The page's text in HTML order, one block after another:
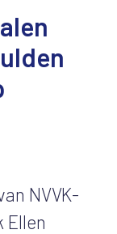
NVVK-
Ellen